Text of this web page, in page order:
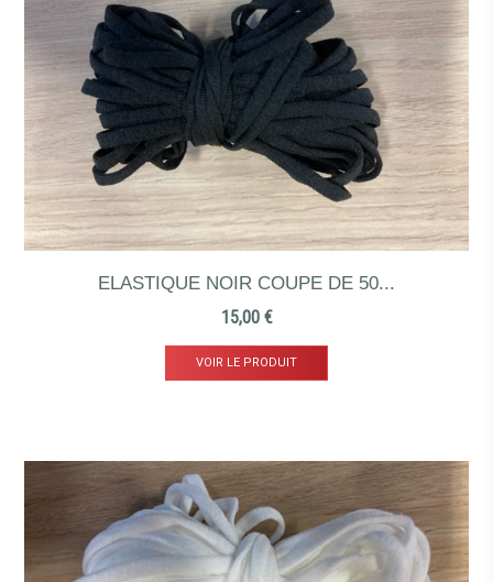
ELASTIQUE NOIR COUPE DE 50...
Prix
15,00 €
VOIR LE PRODUIT